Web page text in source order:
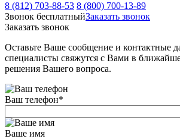
8 (812) 703-88-53 8 (800) 700-13-89
Звонок бесплатныйЗаказать звонок
Заказать звонок
Оставьте Ваше сообщение и контактные
специалисты свяжутся с Вами в
решения Вашего вопроса.
Ваш телефон*
Ваше имя